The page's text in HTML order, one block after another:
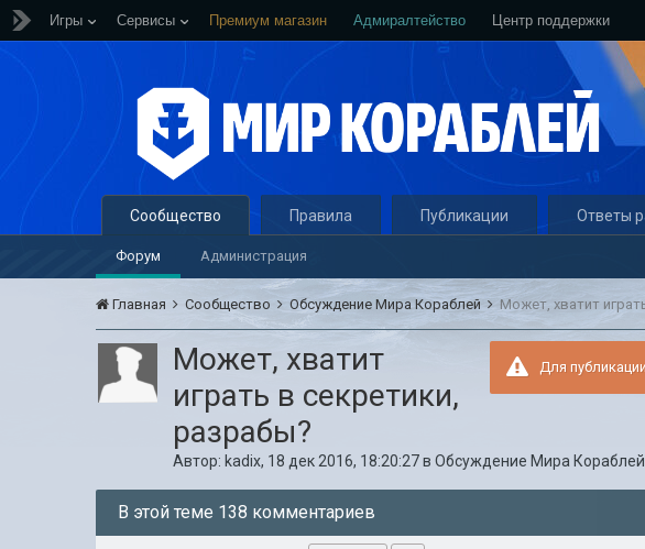
Игры Сервисы Премиум магазин Адмиралтейство Центр поддержки
Сообщество
Форум Администрация
Правила Публикации Ответы
Главная Сообщество Обсуждение Мира Кораблей Может, хватит
Для
Может, хватит
играть в секретики,
разрабы?
Автор: kadix, 18 дек 2016, 18:20:27вОбсуждение Мира Кораблей
В этой теме 138 комментариев